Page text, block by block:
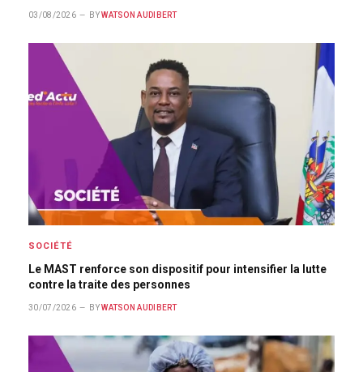
03/08/2026 BY WATSON AUDIBERT
SOCIÉTÉ
Le MAST renforce son dispositif pour intensifier la lutte
contre la traite des personnes
30/07/2026 BY WATSON AUDIBERT